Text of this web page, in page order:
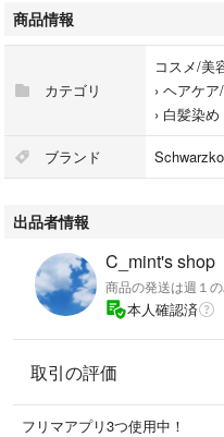
商品情報
カテゴリ
コスメ/美
› ヘアケ
› 白髪染め
ブランド
出品者情報
C_mint's shop
商品の発送は週１
本人確認済
取引の評価
フリマアプリ3つ使用中！